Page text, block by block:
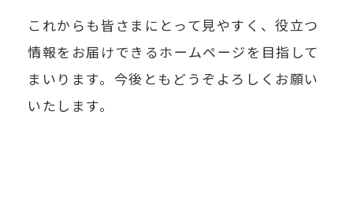
これからも皆さまにとって見やすく、役立つ
情報をお届けできるホームページを目指して
まいります。今後ともどうぞよろしくお願い
いたします。